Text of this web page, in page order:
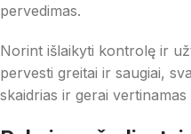
pervedimas.
Norint išlaikyti kontrolę ir
pervesti greitai ir saugiai,
skaidrias ir gerai